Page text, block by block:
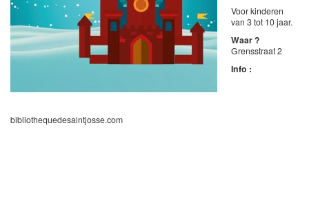
Voor kinderen
van 3 tot 10 jaar.
Waar ?
Grensstraat 2
Info :
bibliothequedesaintjosse.com